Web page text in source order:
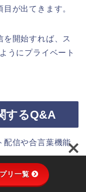
が出てきます。
開始すれば、ス
うにプライベート
するQ&A
配信や合言葉機能
リ一覧